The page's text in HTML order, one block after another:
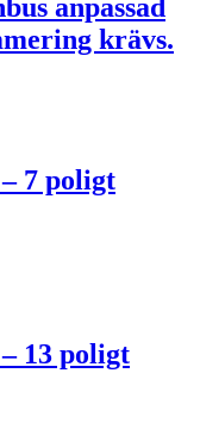
anpassad
krävs.
7 poligt
13 poligt